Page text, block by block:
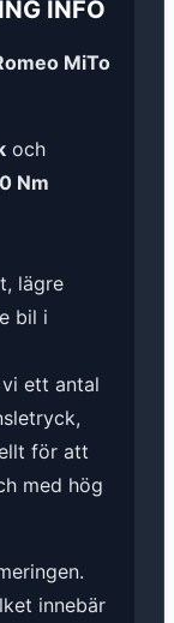
INFO
MiTo
och
Nm
lägre
bil i
ett antal
för att
med hög
innebär